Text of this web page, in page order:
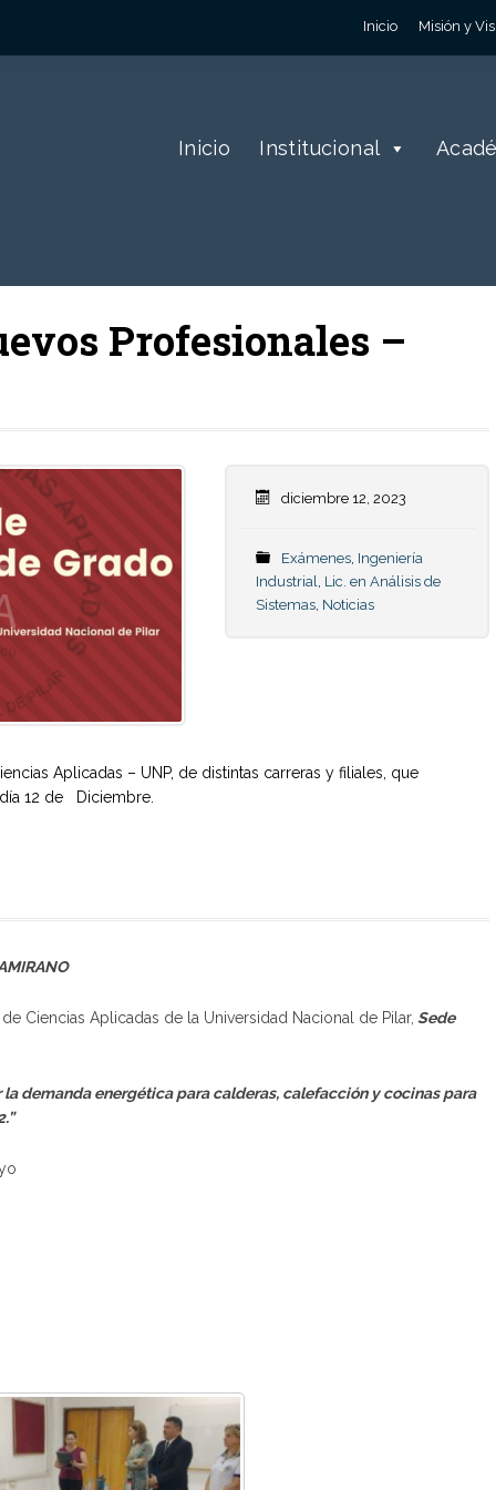
Inicio Misión y
Inicio Institucional
Profesionales –
diciembre 12, 2023
Exámenes, Ingeniería
Industrial, Lic. en Análisis de
Sistemas, Noticias
Aplicadas – UNP, de distintas carreras y filiales, que
12 de Diciembre.
Ciencias Aplicadas de la Universidad Nacional de Pilar, Sede
demanda energética para calderas, calefacción y cocinas para